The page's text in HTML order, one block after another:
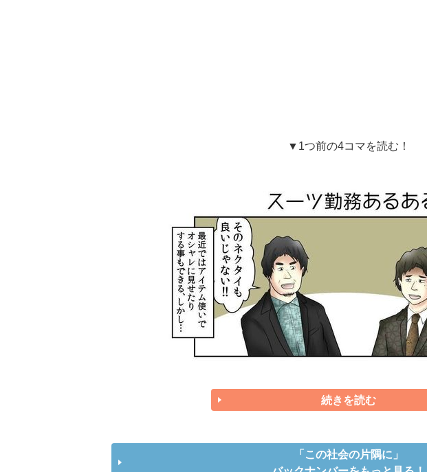
▼1つ前の4コマを読む！
続きを読む
「この社会の片隅に」